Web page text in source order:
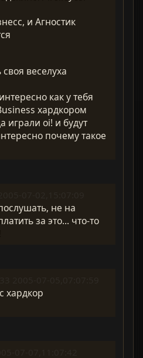
и Агностик
веселуха
как у тебя
хардкором
играли oi! и будут
почему такое
не на
за это... что-то
хардкор